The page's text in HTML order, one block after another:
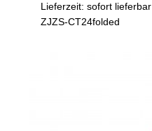
Lieferzeit: sofort lieferbar
ZJZS-CT24folded